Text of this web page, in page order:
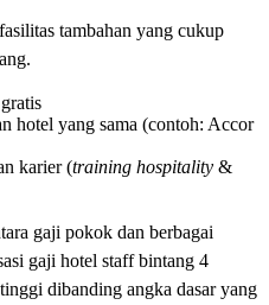
tambahan yang cukup
gratis
hotel yang sama (contoh: Accor
karier (training hospitality &
gaji pokok dan berbagai
gaji hotel staff bintang 4
dibanding angka dasar yang